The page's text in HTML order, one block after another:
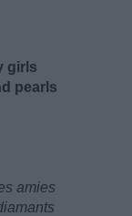
girls
pearls
amies